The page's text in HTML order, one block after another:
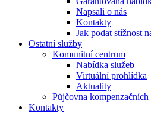
Napsali o nás
Kontakty
Jak podat stížnost
Ostatní služby
Komunitní centrum
Nabídka služeb
Virtuální prohlídka
Aktuality
Půjčovna kompenzačních
Kontakty